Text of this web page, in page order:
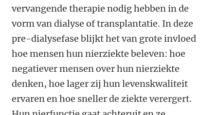
vervangende therapie nodig hebben in de
vorm van dialyse of transplantatie. In deze
pre-dialysefase blijkt het van grote invloed
hoe mensen hun nierziekte beleven: hoe
negatiever mensen over hun nierziekte
denken, hoe lager zij hun levenskwaliteit
ervaren en hoe sneller de ziekte verergert.